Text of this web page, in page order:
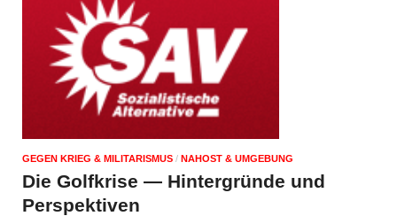
GEGEN KRIEG & MILITARISMUS / NAHOST & UMGEBUNG
Die Golfkrise — Hintergründe und
Perspektiven